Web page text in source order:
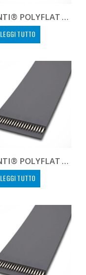
CONTI® POLYFLAT FLA F 60 XHP
LEGGI TUTTO
CONTI® POLYFLAT FLA F 60 XHS
LEGGI TUTTO